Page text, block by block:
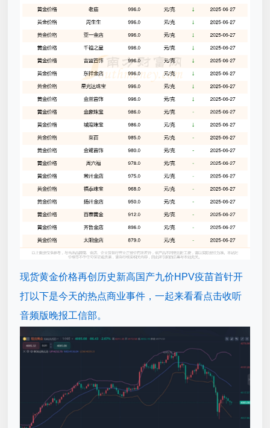
现货黄金价格再创历史新高国产九价HPV疫苗首针开
打以下是今天的热点商业事件，一起来看看点击收听
音频版晚报工信部。